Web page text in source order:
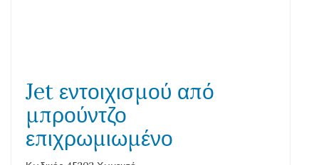
Jet εντοιχισμού από
μπρούντζο
επιχρωμιωμένο